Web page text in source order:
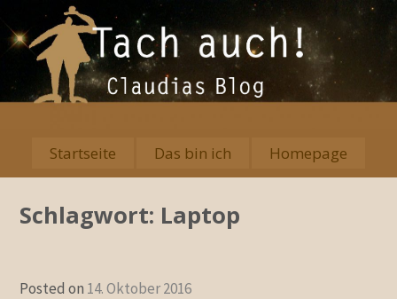
to
content
Primary
Menu
Startseite Das bin ich Homepage
Schlagwort: Laptop
Posted on 14. Oktober 2016